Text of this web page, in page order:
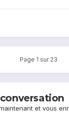
Page 1 sur 23
et vous